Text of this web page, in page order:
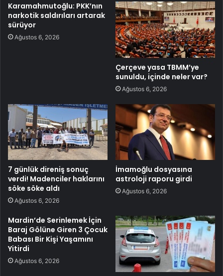
Karamahmutoğlu: PKK’nın
narkotik saldırıları artarak
sürüyor
Ağustos 6, 2026
Çerçeve yasa TBMM’ye
sunuldu, içinde neler var?
Ağustos 6, 2026
7 günlük direniş sonuç
verdi! Madenciler haklarını
söke söke aldı
Ağustos 6, 2026
İmamoğlu dosyasına
astroloji raporu girdi
Ağustos 6, 2026
Mardin’de Serinlemek İçin
Baraj Gölüne Giren 3 Çocuk
Babası Bir Kişi Yaşamını
Yitirdi
Ağustos 6, 2026